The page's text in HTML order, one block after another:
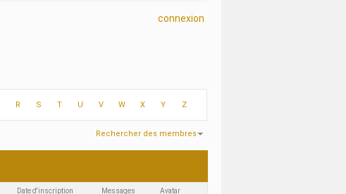
connexion
R S T U V W X Y Z
Rechercher des membres
Date d'inscription Messages Avatar